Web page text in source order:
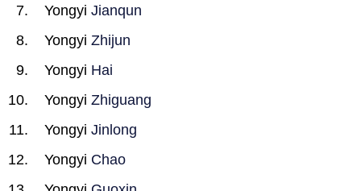
Yongyi Jianqun
Yongyi Zhijun
Yongyi Hai
Yongyi Zhiguang
Yongyi Jinlong
Yongyi Chao